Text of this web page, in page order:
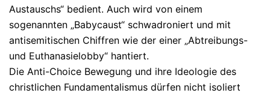
Austauschs“ bedient. Auch wird von einem
sogenannten „Babycaust“ schwadroniert und mit
antisemitischen Chiffren wie der einer „Abtreibungs-
und Euthanasielobby“ hantiert.
Die Anti-Choice Bewegung und ihre Ideologie des
christlichen Fundamentalismus dürfen nicht isoliert